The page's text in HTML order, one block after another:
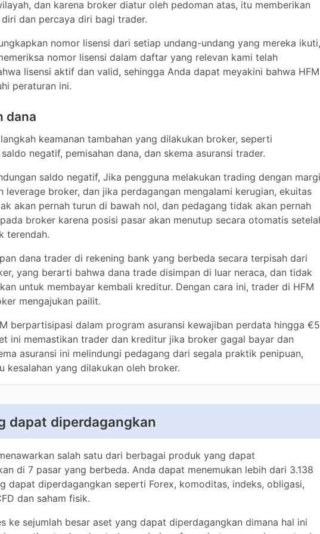
Ya
53
11
13
3,138+
Dari 0.0
Dari 0.05
N/A
Dari 0.23
Dari 0.008
nomor lisensi dari setiap undang-undang yang mereka ikuti, dan
nomor lisensi dalam daftar yang relevan kami telah mendapati bahwa
valid, sehingga Anda dapat meyakini bahwa HFM telah mematuhi
dana
keamanan tambahan yang dilakukan broker, seperti perlindungan
dana, dan skema asuransi trader.
saldo negatif, Jika pengguna melakukan trading dengan margin
leverage broker, dan jika perdagangan mengalami kerugian, ekuitas
akan pernah turun di bawah nol, dan pedagang tidak akan pernah
broker karena posisi pasar akan menutup secara otomatis setelah
dana trader di rekening bank yang berbeda secara terpisah dari rekening
bahwa dana trade disimpan di luar neraca, dan tidak dapat digunakan
kembali kreditur. Dengan cara ini, trader di HFM aman jika broker
berpartisipasi dalam program asuransi kewajiban perdata hingga €5 juta,
trader dan kreditur jika broker gagal bayar dan bangkrut. Skema
pedagang dari segala praktik penipuan, kelalaian, atau kesalahan
oleh broker.
salah satu dari berbagai produk yang dapat diperdagangkan di 7
Anda dapat menemukan lebih dari 3.138 sekuritas yang dapat
seperti Forex, komoditas, indeks, obligasi, ETF, saham CFD dan saham
ke sejumlah besar aset yang dapat diperdagangkan dimana hal ini sangat
trader, dan terlepas dari preferensi atau pengalaman trader, broker HFM
untuk semua orang.